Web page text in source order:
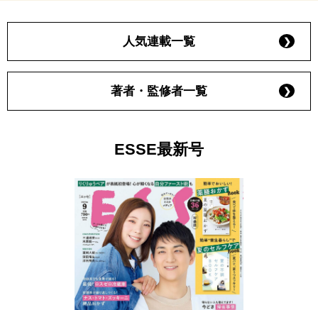
人気連載一覧
著者・監修者一覧
ESSE最新号